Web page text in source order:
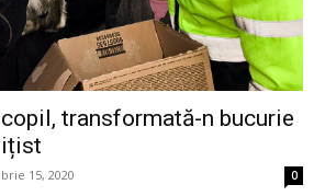
transformată-n bucurie
15, 2020 0